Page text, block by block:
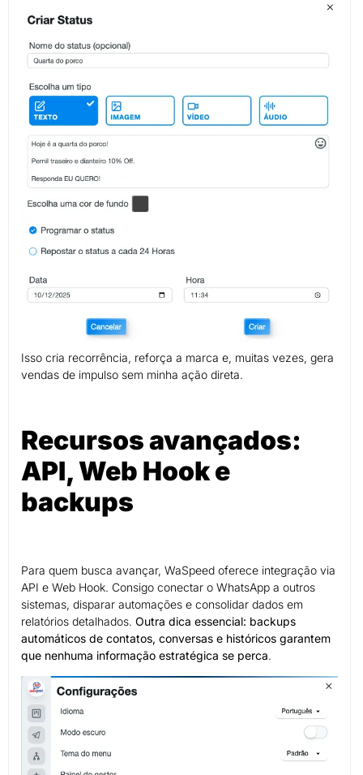
Isso cria recorrência, reforça a marca e, muitas vezes, gera
vendas de impulso sem minha ação direta.
Recursos avançados:
API, Web Hook e
backups
Para quem busca avançar, WaSpeed oferece integração via
API e Web Hook. Consigo conectar o WhatsApp a outros
sistemas, disparar automações e consolidar dados em
relatórios detalhados. Outra dica essencial: backups
automáticos de contatos, conversas e históricos garantem
que nenhuma informação estratégica se perca.